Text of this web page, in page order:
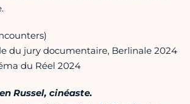
du jury documentaire, Berlinale 2024
du Réel 2024
Russel, cinéaste.